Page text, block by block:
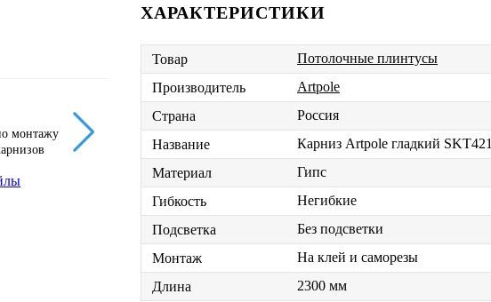
монтажу
ХАРАКТЕРИСТИКИ
Товар
Потолочные плинтусы
Производитель
Artpole
Страна
Россия
Название
Карниз Artpole гладкий SKT421
Материал
Гипс
Гибкость
Негибкие
Подсветка
Без подсветки
Монтаж
На клей и саморезы
Длина
2300 мм